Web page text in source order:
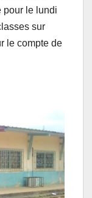
pour le lundi
sur
le compte de